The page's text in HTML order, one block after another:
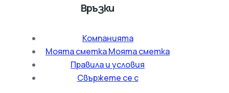
Връзки
Компанията
Моята сметка Моята сметка
Правила и условия
Свържете се с